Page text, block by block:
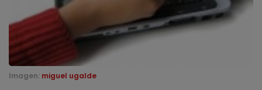
Imagen: miguel ugalde